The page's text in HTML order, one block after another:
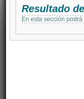
Resultado
En esta sección